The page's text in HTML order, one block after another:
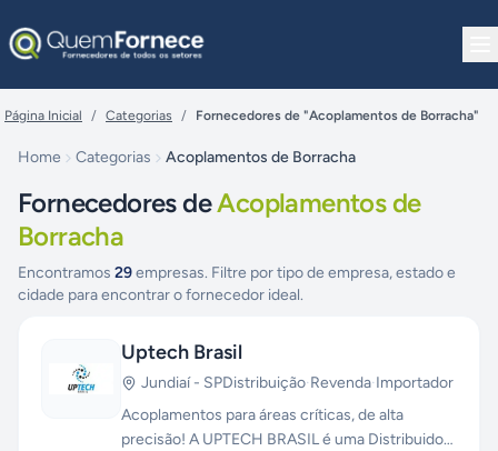
Página Inicial / Categorias / Fornecedores de "Acoplamentos de Borracha"
Home Categorias Acoplamentos de Borracha
Fornecedores deAcoplamentos de
Borracha
Encontramos 29empresas. Filtre por tipo de empresa, estado e
cidade para encontrar o fornecedor ideal.
Uptech Brasil
Jundiaí- SPDistribuição·Revenda·Importador
Acoplamentos para áreas críticas, de alta
precisão! A UPTECH BRASIL é uma Distribuidora